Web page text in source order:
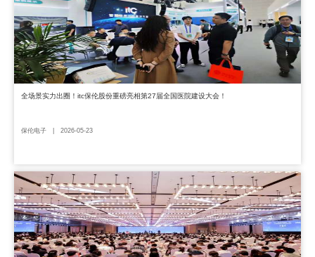
全场景实力出圈！itc保伦股份重磅亮相第27届全国医院建设大会！
保伦电子 | 2026-05-23